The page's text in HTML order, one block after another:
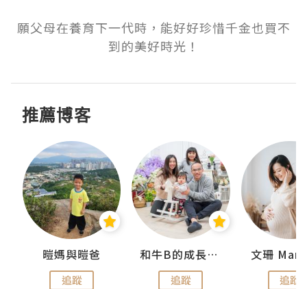
願父母在養育下一代時，能好好珍惜千金也買不
到的美好時光！
推薦博客
暟媽與暟爸
追蹤
和牛B的成長日記
追蹤
文珊
追蹤